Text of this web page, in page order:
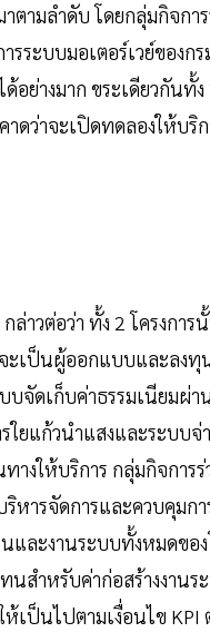
ามลำดับ โดยกลุ่มกิจกา
ระบบมอเตอร์เวย์ของก
ย่างมาก ขระเดียวกันทั้
ดว่าจะเปิดทดลองให้บริ
กล่าวต่อว่า ทั้ง 2 โครงกา
จะเป็นผู้ออกแบบและลง
บจัดเก็บค่าธรรมเนียม
ใยแก้วนำแสงและระบ
งให้บริการ กลุ่มกิจการ
หารจัดการและควบคุมก
ละงานระบบทั้งหมดของ
นสำหรับค่าก่อสร้างงา
ห้เป็นไปตามเงื่อนไข